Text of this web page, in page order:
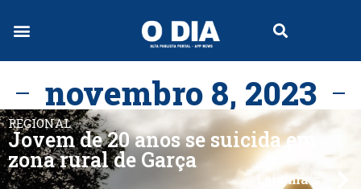
novembro 8, 2023
REGIONAL
Jovem de 20 anos se suicida em
zona rural de Garça
Leia mais